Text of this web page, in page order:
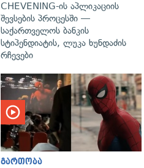
CHEVENING-ის აპლიკაციის
შევსების პროცესში —
საქართველოს ბანკის
სტიპენდიატის, ლუკა ხუნდაძის
რჩევები
გართობა